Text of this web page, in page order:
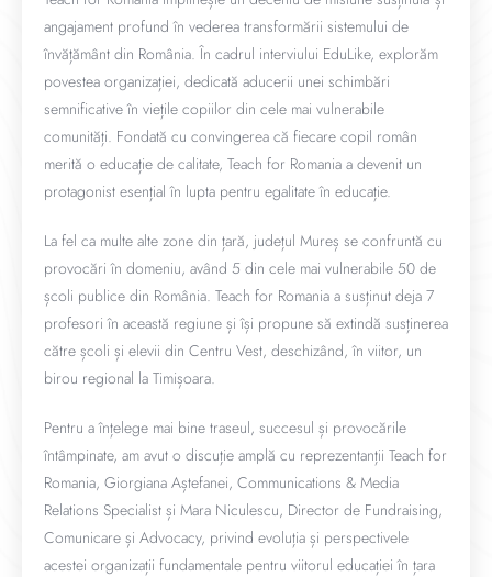
angajament profund în vederea transformării sistemului de
învățământ din România. În cadrul interviului EduLike, explorăm
povestea organizației, dedicată aducerii unei schimbări
semnificative în viețile copiilor din cele mai vulnerabile
comunități. Fondată cu convingerea că fiecare copil român
merită o educație de calitate, Teach for Romania a devenit un
protagonist esențial în lupta pentru egalitate în educație.
La fel ca multe alte zone din țară, județul Mureș se confruntă cu
provocări în domeniu, având 5 din cele mai vulnerabile 50 de
școli publice din România. Teach for Romania a susținut deja 7
profesori în această regiune și își propune să extindă susținerea
către școli și elevii din Centru Vest, deschizând, în viitor, un
birou regional la Timișoara.
Pentru a înțelege mai bine traseul, succesul și provocările
întâmpinate, am avut o discuție amplă cu reprezentanții Teach for
Romania, Giorgiana Aștefanei, Communications & Media
Relations Specialist și Mara Niculescu, Director de Fundraising,
Comunicare și Advocacy, privind evoluția și perspectivele
acestei organizații fundamentale pentru viitorul educației în țara